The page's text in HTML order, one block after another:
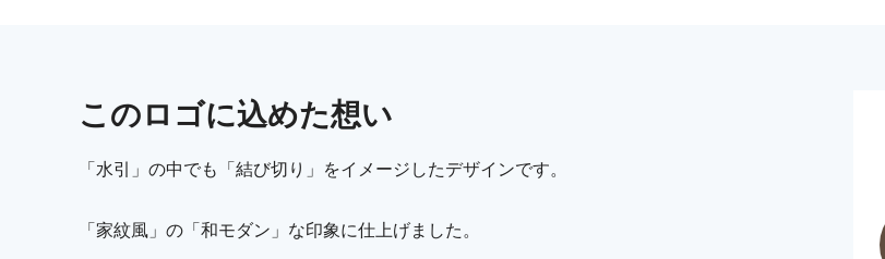
このロゴに込めた想い
「水引」の中でも「結び切り」をイメージしたデザインです。
「家紋風」の「和モダン」な印象に仕上げました。